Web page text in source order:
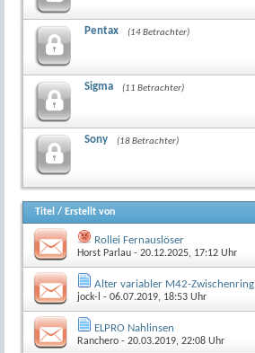
Pentax (14 Betrachter)
Sigma (11 Betrachter)
Sony (18 Betrachter)
Titel / Erstellt von
Rollei Fernauslöser
Horst Parlau - 20.12.2025, 17:12 Uhr
Alter variabler M42-Zwischenring
jock-l - 06.07.2019, 18:53 Uhr
ELPRO Nahlinsen
Ranchero - 20.03.2019, 22:08 Uhr